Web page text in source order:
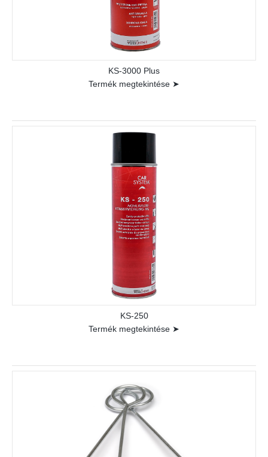
KS-3000 Plus
Termék megtekintése ➤
KS-250
Termék megtekintése ➤